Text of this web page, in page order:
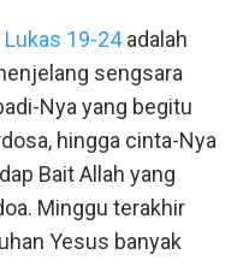
Lukas 19-24adalah
sengsara
Nya yang begitu
hingga cinta-Nya
Bait Allah yang
Minggu terakhir
Yesus banyak